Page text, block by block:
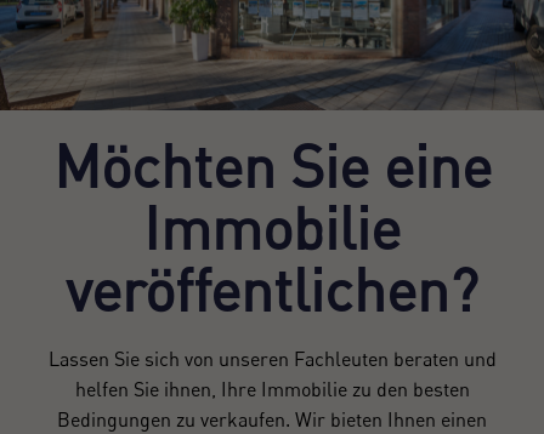
Möchten Sie eine
Immobilie
veröffentlichen?
Lassen Sie sich von unseren Fachleuten beraten und
helfen Sie ihnen, Ihre Immobilie zu den besten
Bedingungen zu verkaufen. Wir bieten Ihnen einen
Sie haben noch kein Konto?
Erstellen Sie ein Konto
Ich akzeptiere die
Bedingungen und Konditionen zum
Datenschutz
Mich Registrieren